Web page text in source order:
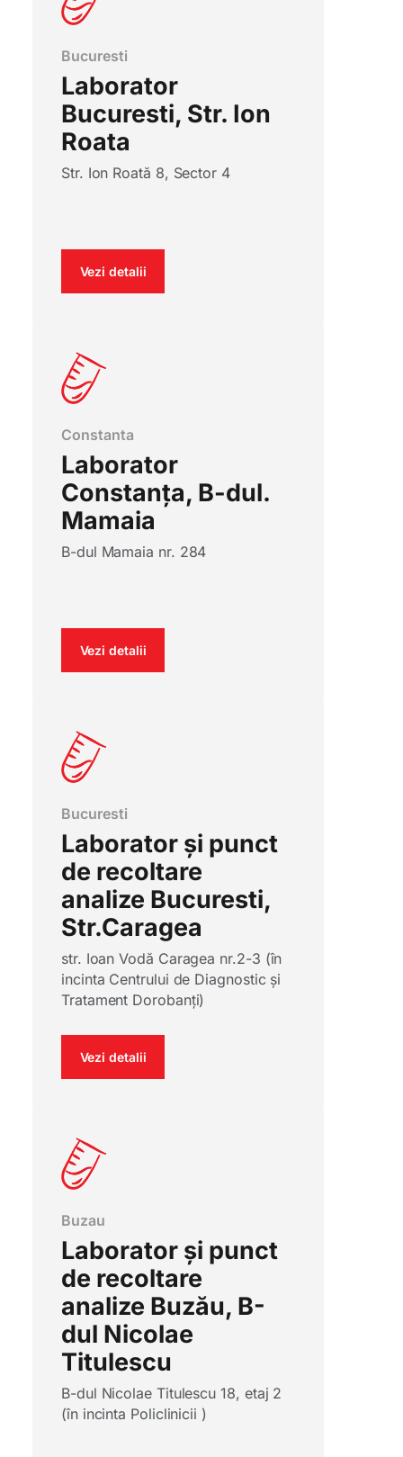
Bucuresti
Laborator
Bucuresti, Str. Ion
Roata
Str. Ion Roată 8, Sector 4
Vezi detalii
Constanta
Laborator
Constanța, B-dul.
Mamaia
B-dul Mamaia nr. 284
Vezi detalii
Bucuresti
Laborator și punct
de recoltare
analize Bucuresti,
Str.Caragea
str. Ioan Vodă Caragea nr.2-3 (în
incinta Centrului de Diagnostic și
Tratament Dorobanți)
Vezi detalii
Buzau
Laborator și punct
de recoltare
analize Buzău, B-
dul Nicolae
Titulescu
B-dul Nicolae Titulescu 18, etaj 2
(în incinta Policlinicii )